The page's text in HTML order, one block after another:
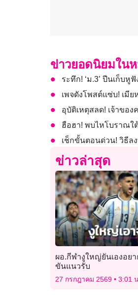
ข่าวยอดนิยมใน
ระทึก! ‘ม.3’ ปีนเก็บ
เพจดังโพสต์แซ่บ! เมี
อุบัติเหตุสลด! เจ้าขอ
ฮือฮา! พบไหโบราณใ
เช็กขั้นตอนด่วน! วิธีล
ข่าวล่าสุด
ผอ.กีฬางูใหญ่ยันเองอยา
ขันแนวรับ
27 กรกฎาคม 2569 3:01